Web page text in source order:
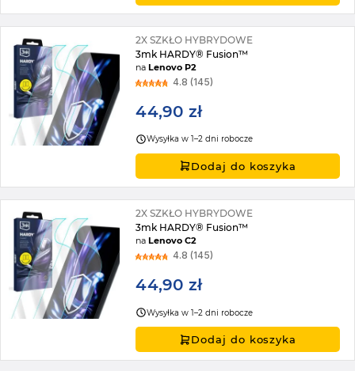
2X SZKŁO HYBRYDOWE
3mk HARDY® Fusion™
naLenovo P2
4.8 (145)
44,90 zł
Wysyłka w 1–2 dni robocze
Dodaj do koszyka
2X SZKŁO HYBRYDOWE
3mk HARDY® Fusion™
naLenovo C2
4.8 (145)
44,90 zł
Wysyłka w 1–2 dni robocze
Dodaj do koszyka